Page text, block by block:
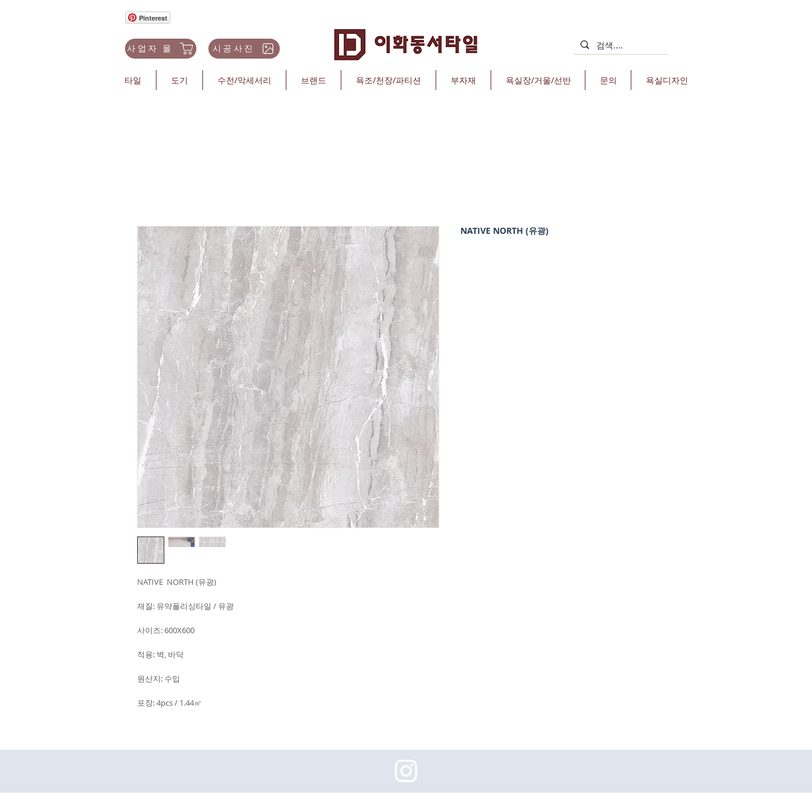
Pinterest
사업자 몰 시공사진
타일 도기 수전/악세서리 브랜드 욕조/천장/파티션 부자재 욕실장/거울/선반 문의 욕실디자인
NATIVE NORTH (유광)
재질: 유약폴리싱타일 / 유광
사이즈: 600X600
적용: 벽, 바닥
원산지: 수입
포장: 4pcs / 1.44㎡
NATIVE NORTH (유광)